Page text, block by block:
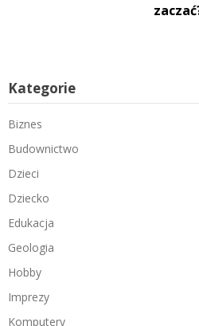
Kategorie
Biznes
Budownictwo
Dzieci
Dziecko
Edukacja
Geologia
Hobby
Imprezy
Komputery